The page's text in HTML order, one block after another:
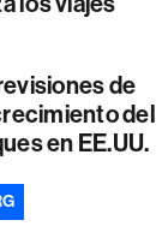
de
del
en EE.UU.